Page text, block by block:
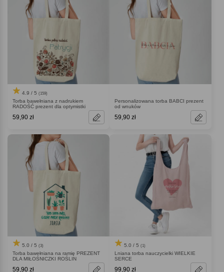
4.9 / 5 (159)
Torba bawełniana z nadrukiem
RADOŚĆ prezent dla optymistki
59,90 zł
Personalizowana torba BABCI prezent
od wnuków
59,90 zł
5.0 / 5 (3)
Torba bawełniana na ramię PREZENT
DLA MIŁOŚNICZKI ROŚLIN
59,90 zł
5.0 / 5 (1)
Lniana torba nauczycielki WIELKIE
SERCE
99,90 zł